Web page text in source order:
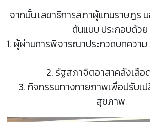
จากนั้น เลขาธิการสภาผู้แทนราษฎร
ต้นแบบ ประกอบด้วย
1. ผู้ผ่านการพิจารณาประกวดบทความ
2. รัฐสภาจิตอาสาคลังเลือ
3. กิจกรรมทางกายภาพเพื่อปรับเ
สุขภาพ